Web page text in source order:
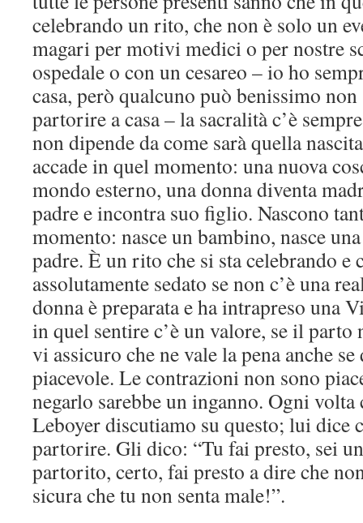
celebrando un rito, che non è solo un
magari per motivi medici o per nostre
ospedale o con un cesareo – io ho
casa, però qualcuno può benissimo
partorire a casa – la sacralità c’è
non dipende da come sarà quella
accade in quel momento: una nuova
mondo esterno, una donna diventa
padre e incontra suo figlio. Nascono
momento: nasce un bambino, nasce
padre. È un rito che si sta celebrando e
assolutamente sedato se non c’è una
donna è preparata e ha intrapreso una
in quel sentire c’è un valore, se il
vi assicuro che ne vale la pena anche
piacevole. Le contrazioni non sono
negarlo sarebbe un inganno. Ogni
Leboyer discutiamo su questo; lui dice
partorire. Gli dico: “Tu fai presto, sei
partorito, certo, fai presto a dire che
sicura che tu non senta male!”.